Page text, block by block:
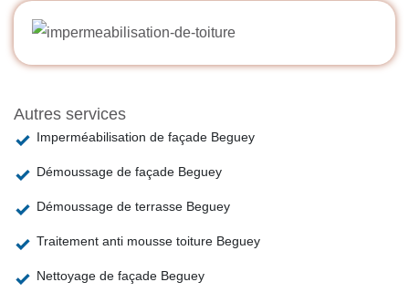
Autres services
Imperméabilisation de façade Beguey
Démoussage de façade Beguey
Démoussage de terrasse Beguey
Traitement anti mousse toiture Beguey
Nettoyage de façade Beguey